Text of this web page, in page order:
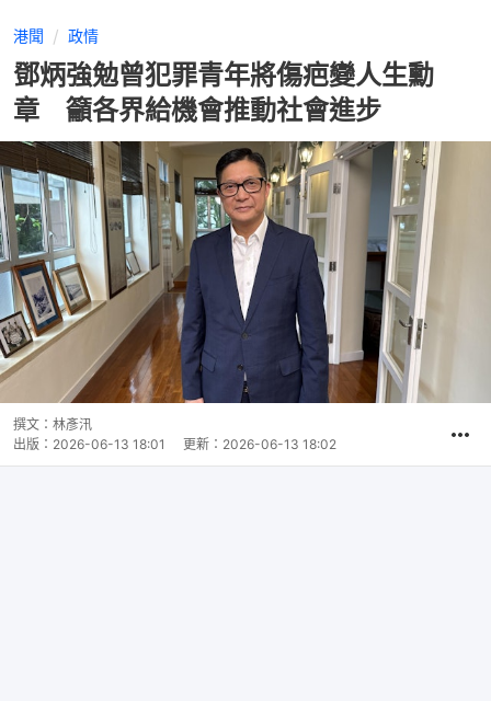
港聞 政情
鄧炳強勉曾犯罪青年將傷疤變人生勳
章 籲各界給機會推動社會進步
撰文： 林彥汛
出版： 2026-06-13 18:01 更新： 2026-06-13 18:02